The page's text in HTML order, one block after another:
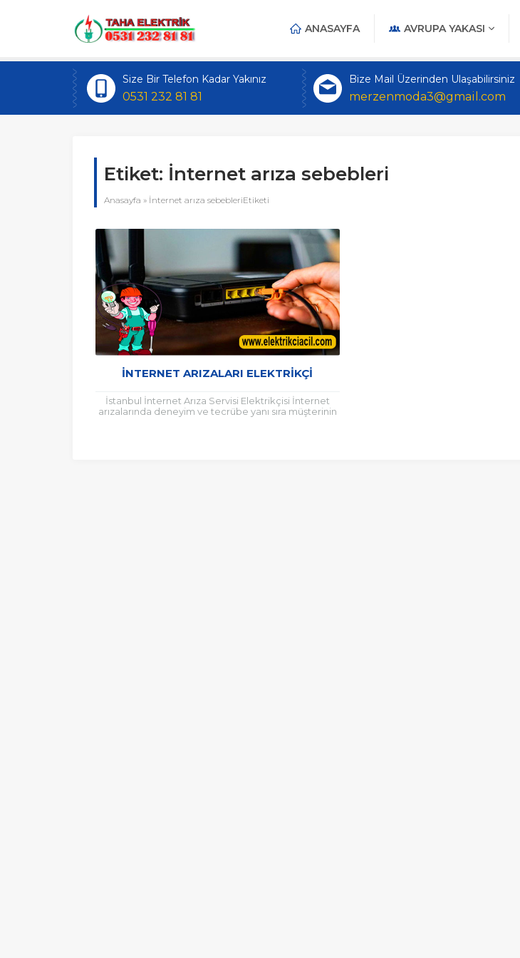
ANASAYFA AVRUPA YAKASI
Size Bir Telefon Kadar Yakınız
0531 232 81 81
Bize Mail Üzerinden Ulaşabilirsiniz
merzenmoda3@gmail.com
Etiket: İnternet arıza sebebleri
Anasayfa » İnternet arıza sebebleriEtiketi
İNTERNET ARIZALARI ELEKTRIKÇI
İstanbul İnternet Arıza Servisi Elektrikçisi İnternet
arızalarında deneyim ve tecrübe yanı sıra müşterinin